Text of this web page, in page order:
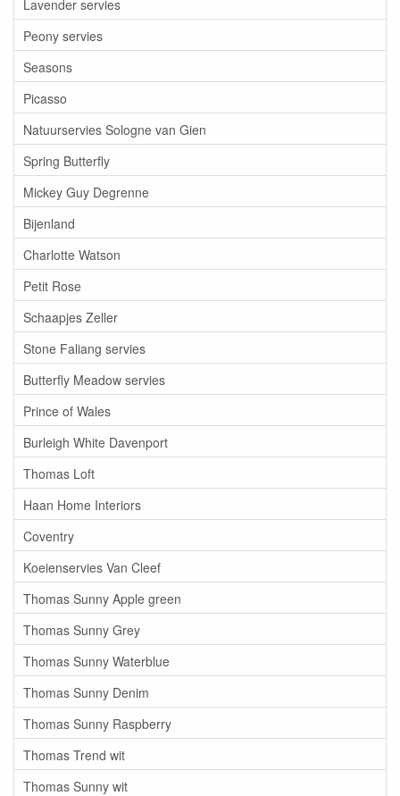
Lavender servies
Peony servies
Seasons
Picasso
Natuurservies Sologne van Gien
Spring Butterfly
Mickey Guy Degrenne
Bijenland
Charlotte Watson
Petit Rose
Schaapjes Zeller
Stone Faliang servies
Butterfly Meadow servies
Prince of Wales
Burleigh White Davenport
Thomas Loft
Haan Home Interiors
Coventry
Koeienservies Van Cleef
Thomas Sunny Apple green
Thomas Sunny Grey
Thomas Sunny Waterblue
Thomas Sunny Denim
Thomas Sunny Raspberry
Thomas Trend wit
Thomas Sunny wit